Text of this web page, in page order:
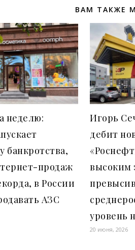
ВАМ ТАКЖЕ
неделю:
банкротства,
продаж
в России
АЗС
Игорь
дебит
высоким
превысив
уровень
20 июня, 2026